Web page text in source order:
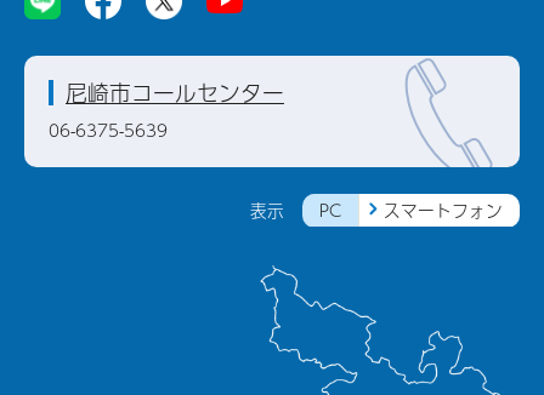
表示 PC スマートフォン
尼崎市コールセンター
06-6375-5639